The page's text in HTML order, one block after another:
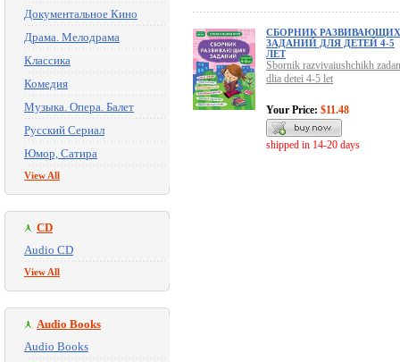
Документальное Кино
Драма. Мелодрама
Классика
Комедия
Музыка. Опера. Балет
Русский Сериал
Юмор, Сатира
View All
CD
Audio CD
View All
Audio Books
Audio Books
СБОРНИК РАЗВИВАЮЩИХ
ЗАДАНИЙ ДЛЯ ДЕТЕЙ 4-5
ЛЕТ
Sbornik razvivaiushchikh
dlia detei 4-5 let
Your Price: $11.48
shipped in 14-20 days